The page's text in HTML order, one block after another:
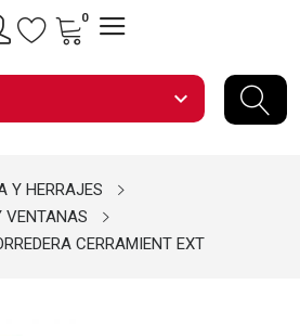
0
expand_more
Y HERRAJES
VENTANAS
CERRAMIENT EXT